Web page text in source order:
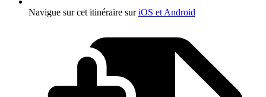
Navigue sur cet itinéraire suriOS et Android